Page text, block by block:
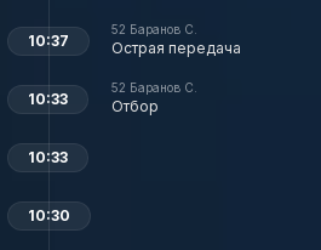
52 Баранов С.
Острая передача
10:37
52 Баранов С.
Отбор
10:33
10:33
10:30